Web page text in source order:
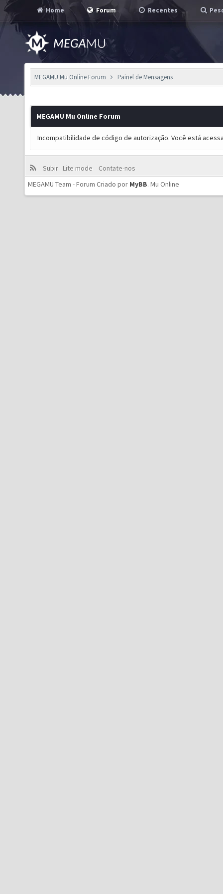
Home Forum Recentes
MEGAMU Mu Online Forum Painel de Mensagens
MEGAMU Mu Online Forum
Incompatibilidade de código de autorização. Você está
Subir Lite mode
Contate-nos
MEGAMU Team - Forum Criado por MyBB. Mu Online